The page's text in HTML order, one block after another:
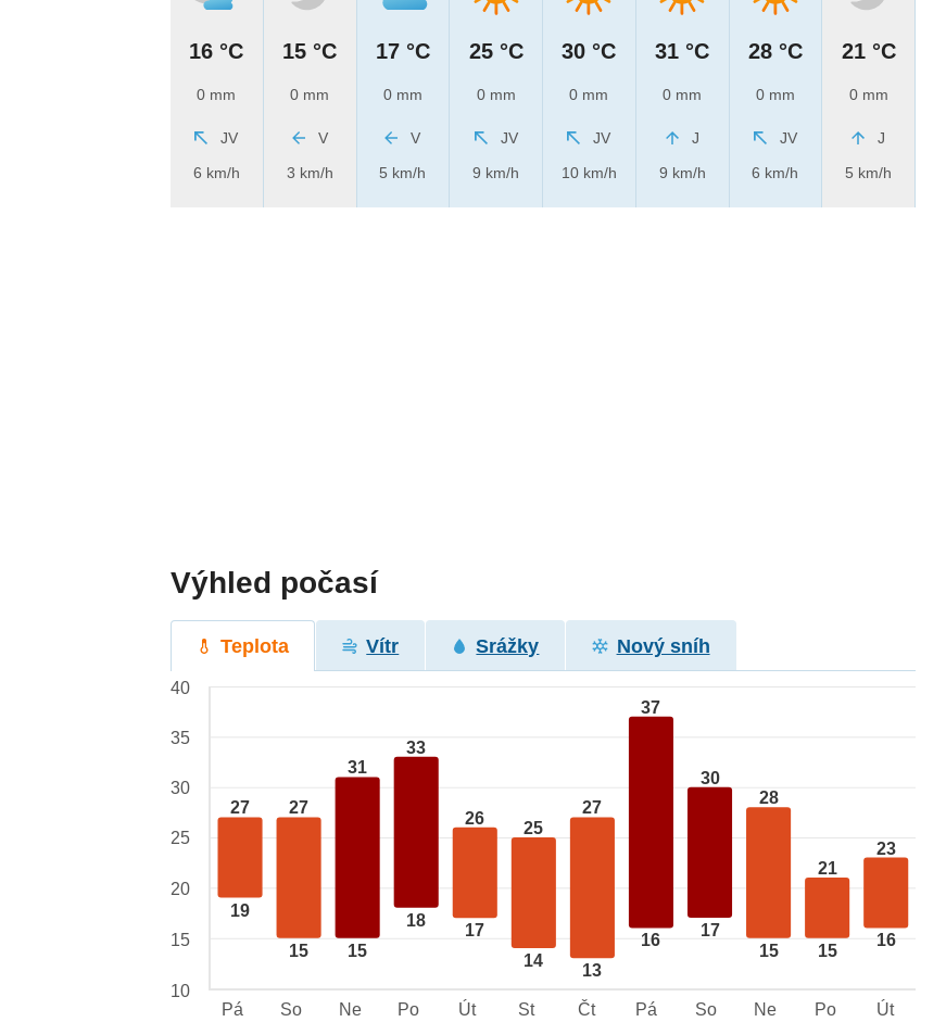
16 °C
0 mm
JV
6 km/h
15 °C
0 mm
V
3 km/h
17 °C
0 mm
V
5 km/h
25 °C
0 mm
JV
9 km/h
30 °C
0 mm
JV
10 km/h
31 °C
0 mm
J
9 km/h
28 °C
0 mm
JV
6 km/h
21 °C
0 mm
J
5 km/h
Výhled počasí
Teplota Vítr Srážky Nový sníh
27
19
27
15
31
15
33
18
26
17
25
14
27
13
37
16
30
17
28
15
21
15
23
16
40
35
30
25
20
15
10
Pá
So Ne Po Út St Čt Pá So Ne Po Út